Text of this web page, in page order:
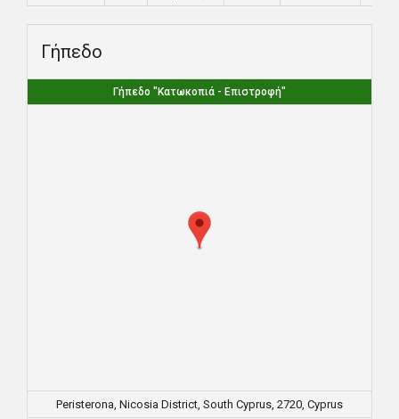
Γήπεδο
Γήπεδο "Κατωκοπιά - Επιστροφή"
Peristerona, Nicosia District, South Cyprus, 2720, Cyprus